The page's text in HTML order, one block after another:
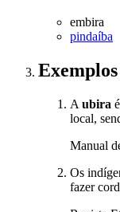
embira
pindaíba
A ubira
local,
Manual
Os
fazer